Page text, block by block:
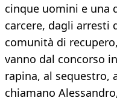
cinque uomini e una
carcere, dagli arresti
comunità di
vanno dal concorso
rapina, al sequestro,
chiamano